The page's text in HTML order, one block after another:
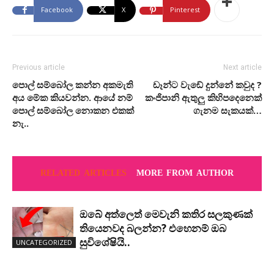
Facebook X Pinterest
Previous article
පොල් සම්බෝල කන්න අකමැති
අය මේක කියවන්න. ආයේ නම්
පොල් සම්බෝල නොකන එකක්
නැ..
Next article
ඩෑන්ට වැඩේ දුන්නේ කවුද ?
කංජිපානි ඇතුලු කිහිපදෙනෙක්
ගැනම සැකයක්…
RELATED ARTICLES MORE FROM AUTHOR
UNCATEGORIZED
ඔබේ අත්ලෙත් මෙවැනි කතිර සලකුණක්
තියෙනවද බලන්න? එහෙනම් ඔබ
සුවිශේෂියි..